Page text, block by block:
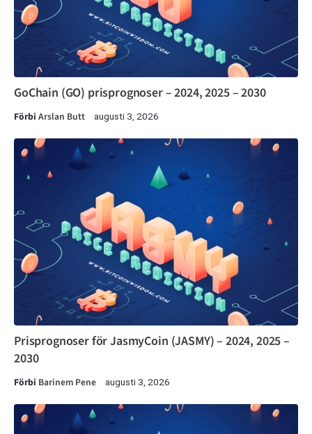
GoChain (GO) prisprognoser – 2024, 2025 – 2030
Förbi Arslan Butt augusti 3, 2026
Prisprognoser för JasmyCoin (JASMY) – 2024, 2025 –
2030
Förbi Barinem Pene augusti 3, 2026